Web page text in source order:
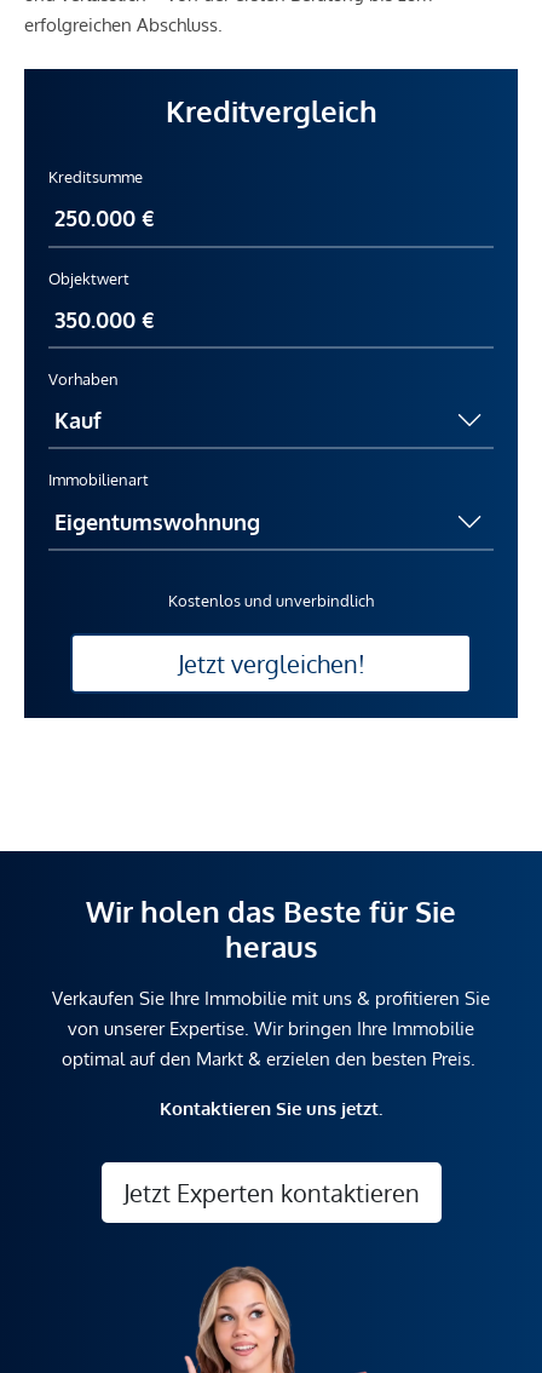
erfolgreichen Abschluss.
Kreditvergleich
Kreditsumme
Objektwert
Vorhaben
Immobilienart
Kostenlos und unverbindlich
Jetzt vergleichen!
Wir holen das Beste für Sie
heraus
Verkaufen Sie Ihre Immobilie mit uns & profitieren Sie
von unserer Expertise. Wir bringen Ihre Immobilie
optimal auf den Markt & erzielen den besten Preis.
Kontaktieren Sie uns jetzt.
Jetzt Experten kontaktieren